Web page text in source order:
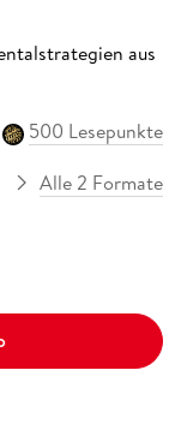
aus
500 Lesepunkte
Alle 2 Formate